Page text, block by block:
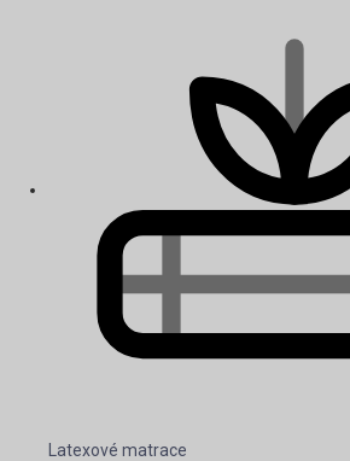
Latexové matrace